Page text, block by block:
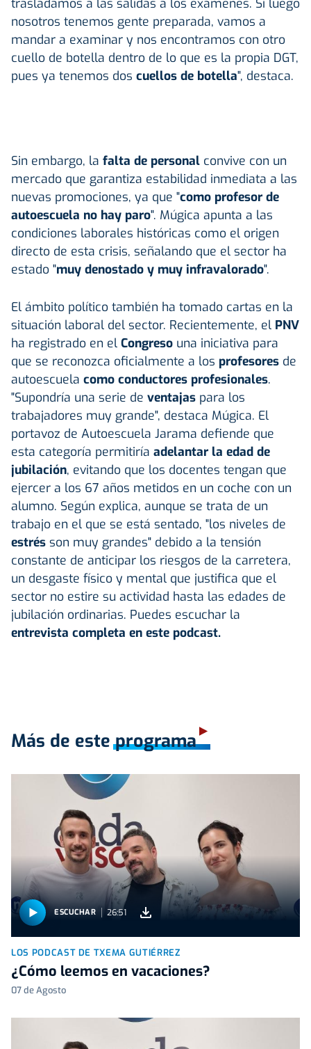
trasladamos a las salidas a los exámenes. Si luego
nosotros tenemos gente preparada, vamos a
mandar a examinar y nos encontramos con otro
cuello de botella dentro de lo que es la propia DGT,
pues ya tenemos dos cuellos de botella", destaca.
Sin embargo, la falta de personal convive con un
mercado que garantiza estabilidad inmediata a las
nuevas promociones, ya que "como profesor de
autoescuela no hay paro". Múgica apunta a las
condiciones laborales históricas como el origen
directo de esta crisis, señalando que el sector ha
estado "muy denostado y muy infravalorado".
El ámbito político también ha tomado cartas en la
situación laboral del sector. Recientemente, el PNV
ha registrado en el Congreso una iniciativa para
que se reconozca oficialmente a los profesores de
autoescuela como conductores profesionales.
"Supondría una serie de ventajas para los
trabajadores muy grande", destaca Múgica. El
portavoz de Autoescuela Jarama defiende que
esta categoría permitiría adelantar la edad de
jubilación, evitando que los docentes tengan que
ejercer a los 67 años metidos en un coche con un
alumno. Según explica, aunque se trata de un
trabajo en el que se está sentado, "los niveles de
estrés son muy grandes" debido a la tensión
constante de anticipar los riesgos de la carretera,
un desgaste físico y mental que justifica que el
sector no estire su actividad hasta las edades de
jubilación ordinarias. Puedes escuchar la
entrevista completa en este podcast.
Más de este programa
ESCUCHAR 26:51
LOS PODCAST DE TXEMA GUTIÉRREZ
¿Cómo leemos en vacaciones?
07 de Agosto